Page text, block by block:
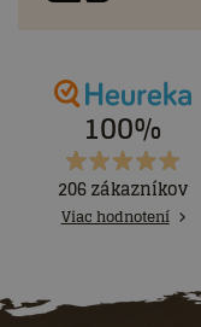
100%
206 zákazníkov
Viac hodnotení